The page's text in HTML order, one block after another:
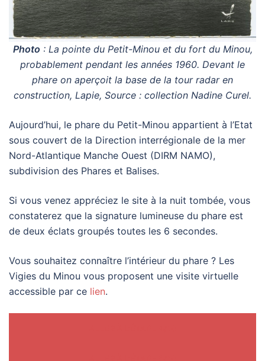
Photo : La pointe du Petit-Minou et du fort du Minou,
probablement pendant les années 1960. Devant le
phare on aperçoit la base de la tour radar en
construction, Lapie, Source : collection Nadine Curel.
Aujourd’hui, le phare du Petit-Minou appartient à l’Etat
sous couvert de la Direction interrégionale de la mer
Nord-Atlantique Manche Ouest (DIRM NAMO),
subdivision des Phares et Balises.
Si vous venez appréciez le site à la nuit tombée, vous
constaterez que la signature lumineuse du phare est
de deux éclats groupés toutes les 6 secondes.
Vous souhaitez connaître l’intérieur du phare ? Les
Vigies du Minou vous proposent une visite virtuelle
accessible par ce lien.